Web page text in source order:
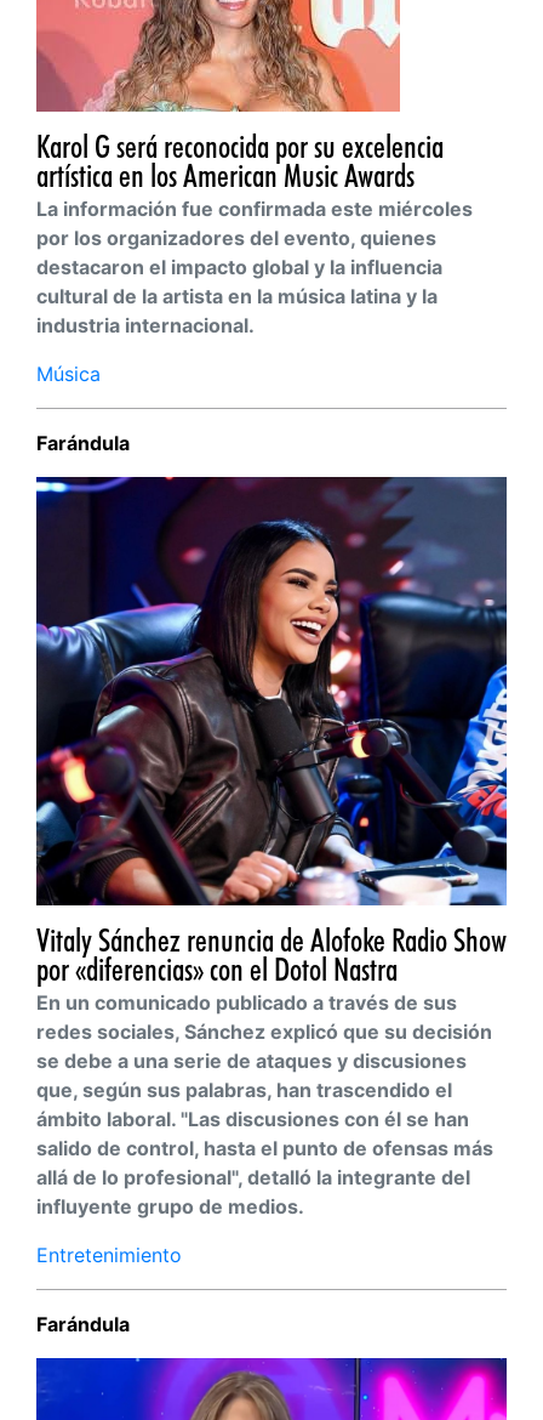
Karol G será reconocida por su excelencia
artística en los American Music Awards
La información fue confirmada este miércoles
por los organizadores del evento, quienes
destacaron el impacto global y la influencia
cultural de la artista en la música latina y la
industria internacional.
Música
Farándula
Vitaly Sánchez renuncia de Alofoke Radio Show
por «diferencias» con el Dotol Nastra
En un comunicado publicado a través de sus
redes sociales, Sánchez explicó que su decisión
se debe a una serie de ataques y discusiones
que, según sus palabras, han trascendido el
ámbito laboral. "Las discusiones con él se han
salido de control, hasta el punto de ofensas más
allá de lo profesional", detalló la integrante del
influyente grupo de medios.
Entretenimiento
Farándula